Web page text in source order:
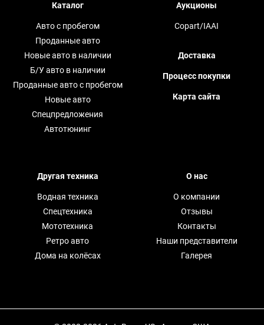
Каталог
Авто с пробегом
Проданные авто
Новые авто в наличии
Б/У авто в наличии
Проданные авто с пробегом
Новые авто
Спецпредложения
Автотюнинг
Аукционы
Copart/IAAI
Доставка
Процесс покупки
Карта сайта
Другая техника
Водная техника
Спецтехника
Мототехника
Ретро авто
Дома на колёсах
О нас
О компании
Отзывы
Контакты
Наши представители
Галерея